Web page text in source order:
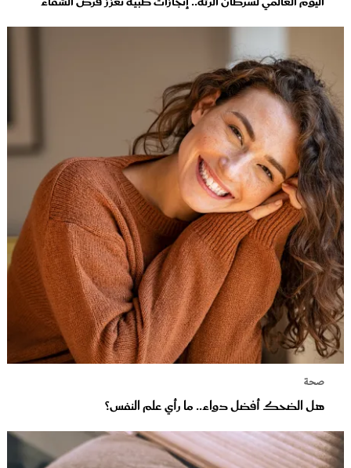
صحة
هل الضحك أفضل دواء.. ما رأي علم النفس؟